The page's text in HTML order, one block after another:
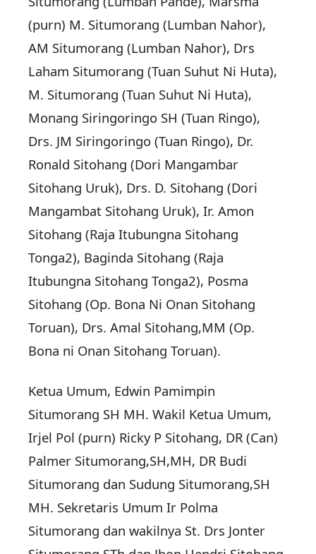
(purn) M. Situmorang (Lumban Nahor),
AM Situmorang (Lumban Nahor), Drs
Laham Situmorang (Tuan Suhut Ni Huta),
M. Situmorang (Tuan Suhut Ni Huta),
Monang Siringoringo SH (Tuan Ringo),
Drs. JM Siringoringo (Tuan Ringo), Dr.
Ronald Sitohang (Dori Mangambar
Sitohang Uruk), Drs. D. Sitohang (Dori
Mangambat Sitohang Uruk), Ir. Amon
Sitohang (Raja Itubungna Sitohang
Tonga2), Baginda Sitohang (Raja
Itubungna Sitohang Tonga2), Posma
Sitohang (Op. Bona Ni Onan Sitohang
Toruan), Drs. Amal Sitohang,MM (Op.
Bona ni Onan Sitohang Toruan).
Ketua Umum, Edwin Pamimpin
Situmorang SH MH. Wakil Ketua Umum,
Irjel Pol (purn) Ricky P Sitohang, DR (Can)
Palmer Situmorang,SH,MH, DR Budi
Situmorang dan Sudung Situmorang,SH
MH. Sekretaris Umum Ir Polma
Situmorang dan wakilnya St. Drs Jonter